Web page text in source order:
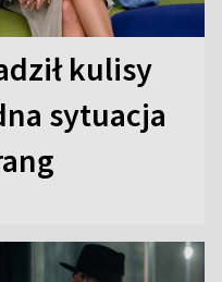
kulisy
sytuacja